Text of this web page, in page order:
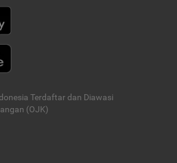
Terdaftar dan Diawasi
(OJK)